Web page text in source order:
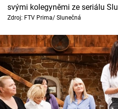
svými kolegyněmi ze seriálu
Zdroj: FTV Prima/ Slunečná